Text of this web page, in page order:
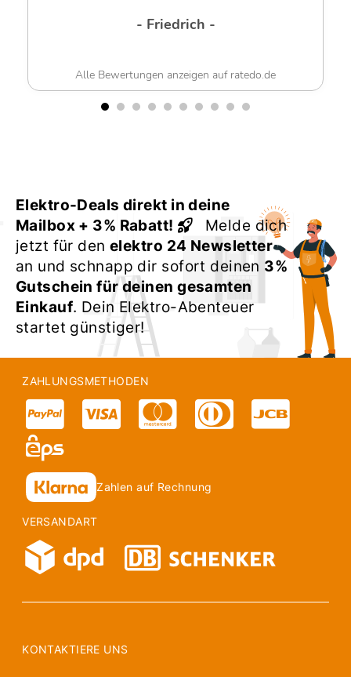
- Friedrich -
Alle Bewertungen anzeigen auf ratedo.de
Elektro-Deals direkt in deine
Mailbox + 3% Rabatt!
Melde dich
jetzt für denelektro 24 Newsletter
an und schnapp dir sofort deinen 3%
Gutschein für deinen gesamten
Einkauf. Dein Elektro-Abenteuer
startet günstiger!
ZAHLUNGSMETHODEN
Zahlen auf Rechnung
VERSANDART
KONTAKTIERE UNS